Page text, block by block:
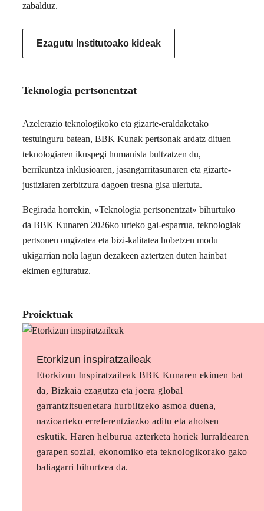
zabalduz.
Ezagutu Institutoako kideak
Teknologia pertsonentzat
Azelerazio teknologikoko eta gizarte-eraldaketako
testuinguru batean, BBK Kunak pertsonak ardatz dituen
teknologiaren ikuspegi humanista bultzatzen du,
berrikuntza inklusioaren, jasangarritasunaren eta gizarte-
justiziaren zerbitzura dagoen tresna gisa ulertuta.
Begirada horrekin, «Teknologia pertsonentzat» bihurtuko
da BBK Kunaren 2026ko urteko gai-esparrua, teknologiak
pertsonen ongizatea eta bizi-kalitatea hobetzen modu
ukigarrian nola lagun dezakeen aztertzen duten hainbat
ekimen egituratuz.
Proiektuak
Etorkizun inspiratzaileak
Etorkizun Inspiratzaileak BBK Kunaren ekimen bat
da, Bizkaia ezagutza eta joera global
garrantzitsuenetara hurbiltzeko asmoa duena,
nazioarteko erreferentziazko aditu eta ahotsen
eskutik. Haren helburua azterketa horiek lurraldearen
garapen sozial, ekonomiko eta teknologikorako gako
baliagarri bihurtzea da.